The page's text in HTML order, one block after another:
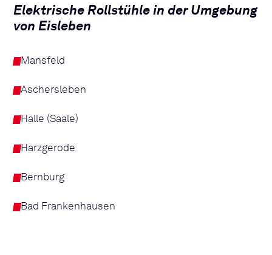
Elektrische Rollstühle in der Umgebung
von Eisleben
Mansfeld
Aschersleben
Halle (Saale)
Harzgerode
Bernburg
Bad Frankenhausen